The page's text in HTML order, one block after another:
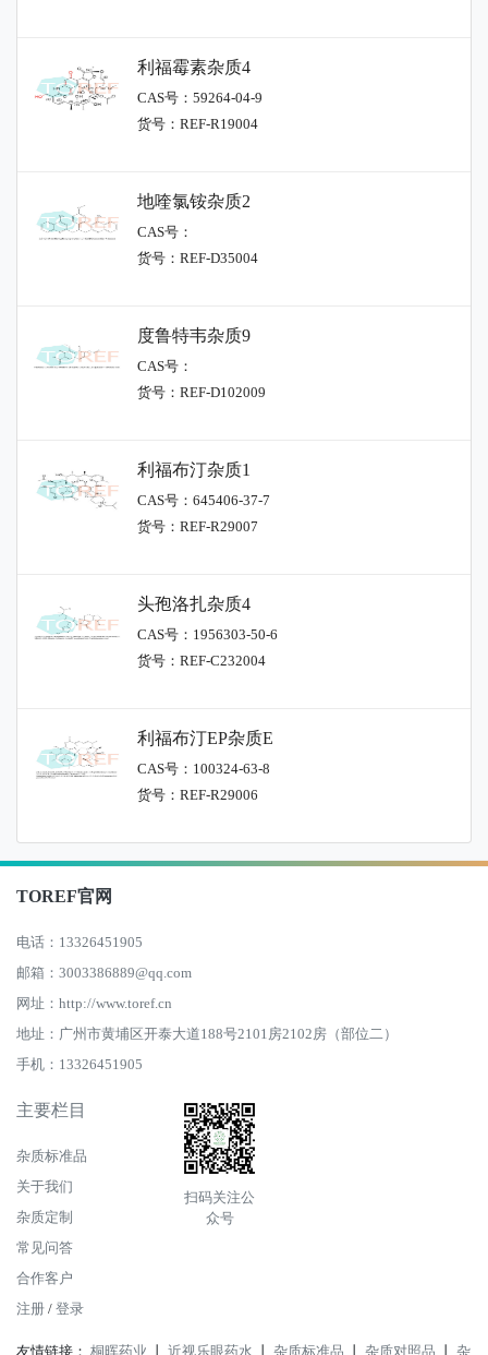
利福霉素杂质4
CAS号：59264-04-9
货号：REF-R19004
地喹氯铵杂质2
CAS号：
货号：REF-D35004
度鲁特韦杂质9
CAS号：
货号：REF-D102009
利福布汀杂质1
CAS号：645406-37-7
货号：REF-R29007
头孢洛扎杂质4
CAS号：1956303-50-6
货号：REF-C232004
利福布汀EP杂质E
CAS号：100324-63-8
货号：REF-R29006
TOREF官网
电话：13326451905
邮箱：3003386889@qq.com
网址：http://www.toref.cn
地址：广州市黄埔区开泰大道188号2101房2102房（部位二）
手机：13326451905
主要栏目
杂质标准品
关于我们
杂质定制
常见问答
合作客户
注册 / 登录
扫码关注公
众号